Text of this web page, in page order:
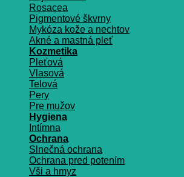
Rosacea
Pigmentové škvrny
Mykóza kože a nechtov
Akné a mastná pleť
Kozmetika
Pleťová
Vlasová
Telová
Pery
Pre mužov
Hygiena
Intímna
Ochrana
Slnečná ochrana
Ochrana pred potením
Vši a hmyz